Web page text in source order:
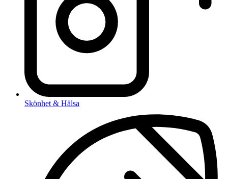
Skönhet & Hälsa